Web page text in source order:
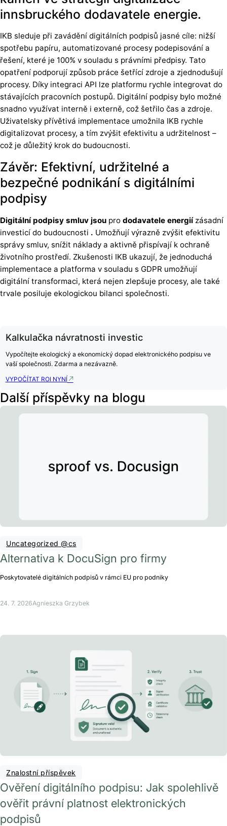
innsbruckého dodavatele energie.
IKB sleduje při zavádění digitálních podpisů jasné cíle: nižší
spotřebu papíru, automatizované procesy podepisování a
řešení, které je 100% v souladu s právními předpisy. Tato
opatření podporují způsob práce šetřící zdroje a zjednodušují
procesy. Díky integraci API lze platformu rychle integrovat do
stávajících pracovních postupů. Digitální podpisy bylo možné
snadno využívat interně i externě, což šetřilo čas a zdroje.
Uživatelsky přívětivá implementace umožnila IKB rychle
digitalizovat procesy, a tím zvýšit efektivitu a udržitelnost –
což je důležitý krok do budoucnosti.
Závěr: Efektivní, udržitelné a
bezpečné podnikání s digitálními
podpisy
Digitální podpisy smluv jsou pro dodavatele energiízásadní
investicí do budoucnosti . Umožňují výrazně zvýšit efektivitu
správy smluv, snížit náklady a aktivně přispívají k ochraně
životního prostředí. Zkušenosti IKB ukazují, že jednoduchá
implementace a platforma v souladu s GDPR umožňují
digitální transformaci, která nejen zlepšuje procesy, ale také
trvale posiluje ekologickou bilanci společnosti.
Kalkulačka návratnosti investic
Vypočítejte ekologický a ekonomický dopad elektronického podpisu ve
vaší společnosti. Zdarma a nezávazně.
VYPOČÍTAT ROI NYNÍ
Další příspěvky na blogu
Uncategorized @cs
Alternativa k DocuSign pro firmy
Poskytovatelé digitálních podpisů v rámci EU pro podniky
24. 7. 2026Agnieszka Grzybek
Znalostní příspěvek
Ověření digitálního podpisu: Jak spolehlivě
ověřit právní platnost elektronických
podpisů